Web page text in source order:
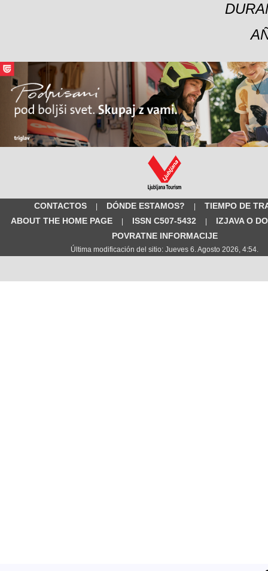
CONTACTOS | DÓNDE ESTAMOS? |
TIEMPO DE
ABOUT THE HOME PAGE
| ISSN C507-5432 |
IZJAVA O
POVRATNE INFORMACIJE
Última modificación del sitio: Jueves 6. Agosto 2026, 4:54.